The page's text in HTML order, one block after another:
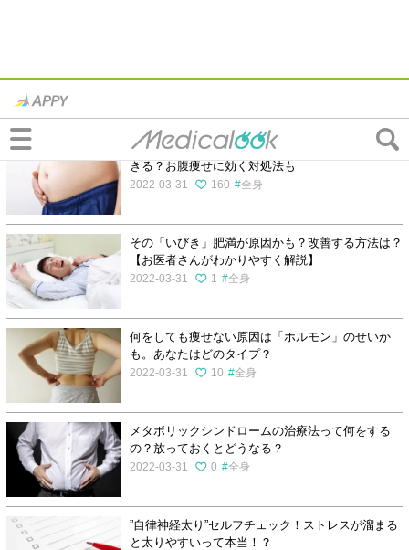
体重が増える・減るの記事一覧
男性によくある「急にお腹が出てきた…」はなぜ起
きる？お腹痩せに効く対処法も
2022-03-31 160 全身
その「いびき」肥満が原因かも？改善する方法は？
【お医者さんがわかりやすく解説】
2022-03-31 1 全身
何をしても痩せない原因は「ホルモン」のせいか
も。あなたはどのタイプ？
2022-03-31 10 全身
メタボリックシンドロームの治療法って何をする
の？放っておくとどうなる？
2022-03-31 0 全身
”自律神経太り”セルフチェック！ストレスが溜まる
と太りやすいって本当！？